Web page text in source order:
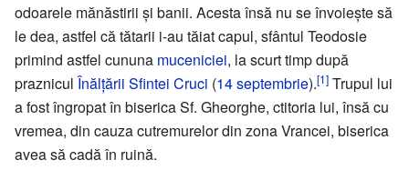
odoarele mănăstirii și banii. Acesta însă nu se învoiește să
le dea, astfel că tătarii i-au tăiat capul, sfântul Teodosie
primind astfel cununa muceniciei, la scurt timp după
praznicul Înălțării Sfintei Cruci (14 septembrie).[1] Trupul lui
a fost îngropat în biserica Sf. Gheorghe, ctitoria lui, însă cu
vremea, din cauza cutremurelor din zona Vrancei, biserica
avea să cadă în ruină.